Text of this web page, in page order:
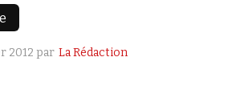
de presse
Newsletter
2012 par La Rédaction